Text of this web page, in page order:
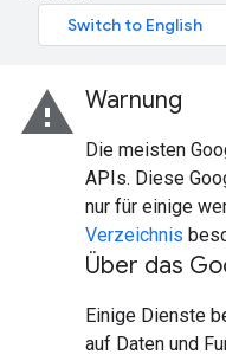
warning Warnung
Die meisten
APIs. Diese
nur für einige
Verzeichnis
Über das
Einige Dienste
auf Daten und